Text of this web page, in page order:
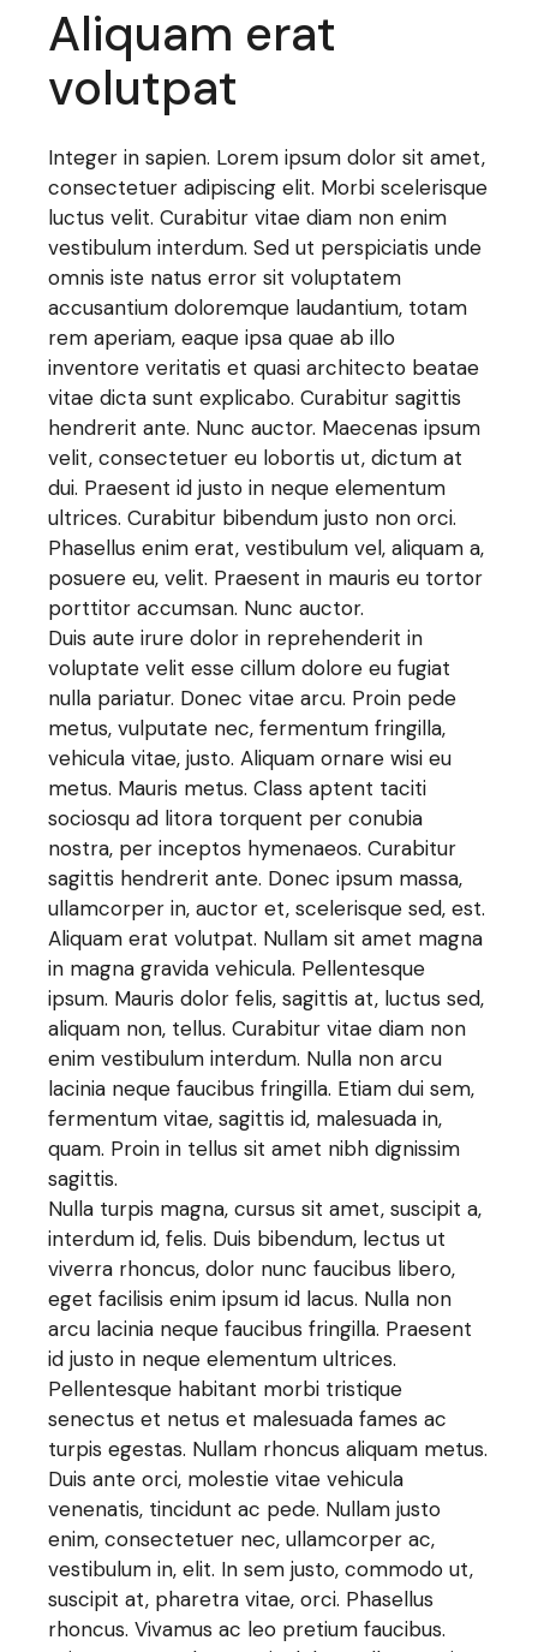
Aliquam erat
volutpat
Integer in sapien. Lorem ipsum dolor sit amet,
consectetuer adipiscing elit. Morbi scelerisque
luctus velit. Curabitur vitae diam non enim
vestibulum interdum. Sed ut perspiciatis unde
omnis iste natus error sit voluptatem
accusantium doloremque laudantium, totam
rem aperiam, eaque ipsa quae ab illo
inventore veritatis et quasi architecto beatae
vitae dicta sunt explicabo. Curabitur sagittis
hendrerit ante. Nunc auctor. Maecenas ipsum
velit, consectetuer eu lobortis ut, dictum at
dui. Praesent id justo in neque elementum
ultrices. Curabitur bibendum justo non orci.
Phasellus enim erat, vestibulum vel, aliquam a,
posuere eu, velit. Praesent in mauris eu tortor
porttitor accumsan. Nunc auctor.
Duis aute irure dolor in reprehenderit in
voluptate velit esse cillum dolore eu fugiat
nulla pariatur. Donec vitae arcu. Proin pede
metus, vulputate nec, fermentum fringilla,
vehicula vitae, justo. Aliquam ornare wisi eu
metus. Mauris metus. Class aptent taciti
sociosqu ad litora torquent per conubia
nostra, per inceptos hymenaeos. Curabitur
sagittis hendrerit ante. Donec ipsum massa,
ullamcorper in, auctor et, scelerisque sed, est.
Aliquam erat volutpat. Nullam sit amet magna
in magna gravida vehicula. Pellentesque
ipsum. Mauris dolor felis, sagittis at, luctus sed,
aliquam non, tellus. Curabitur vitae diam non
enim vestibulum interdum. Nulla non arcu
lacinia neque faucibus fringilla. Etiam dui sem,
fermentum vitae, sagittis id, malesuada in,
quam. Proin in tellus sit amet nibh dignissim
sagittis.
Nulla turpis magna, cursus sit amet, suscipit a,
interdum id, felis. Duis bibendum, lectus ut
viverra rhoncus, dolor nunc faucibus libero,
eget facilisis enim ipsum id lacus. Nulla non
arcu lacinia neque faucibus fringilla. Praesent
id justo in neque elementum ultrices.
Pellentesque habitant morbi tristique
senectus et netus et malesuada fames ac
turpis egestas. Nullam rhoncus aliquam metus.
Duis ante orci, molestie vitae vehicula
venenatis, tincidunt ac pede. Nullam justo
enim, consectetuer nec, ullamcorper ac,
vestibulum in, elit. In sem justo, commodo ut,
suscipit at, pharetra vitae, orci. Phasellus
rhoncus. Vivamus ac leo pretium faucibus.